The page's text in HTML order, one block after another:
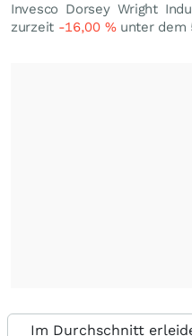
Invesco Dorsey Wright
zurzeit -16,00 %unter dem
Im Durchschnitt